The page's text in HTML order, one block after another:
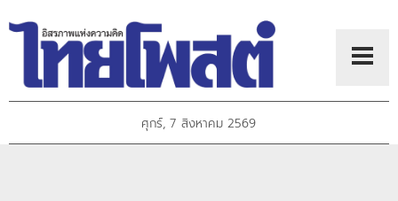
ศุกร์, 7 สิงหาคม 2569